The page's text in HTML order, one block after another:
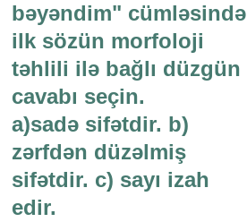
bəyəndim" cümləsində
ilk sözün morfoloji
təhlili ilə bağlı düzgün
cavabı seçin.
a)sadə sifətdir. b)
zərfdən düzəlmiş
sifətdir. c) sayı izah
edir.